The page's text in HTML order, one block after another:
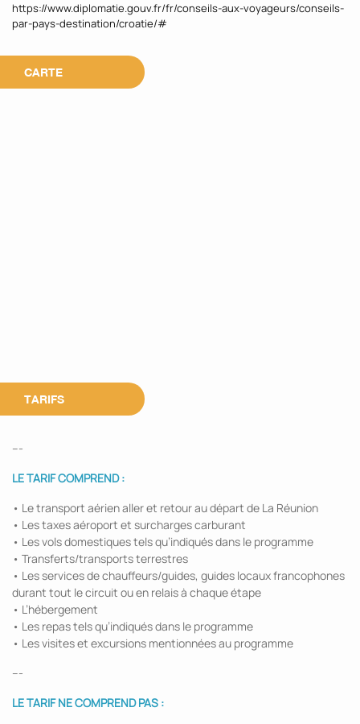
https://www.diplomatie.gouv.fr/fr/conseils-aux-voyageurs/conseils-
par-pays-destination/croatie/#
CARTE
TARIFS
---
LE TARIF COMPREND :
• Le transport aérien aller et retour au départ de La Réunion
• Les taxes aéroport et surcharges carburant
• Les vols domestiques tels qu’indiqués dans le programme
• Transferts/transports terrestres
• Les services de chauffeurs/guides, guides locaux francophones
durant tout le circuit ou en relais à chaque étape
• L’hébergement
• Les repas tels qu’indiqués dans le programme
• Les visites et excursions mentionnées au programme
---
LE TARIF NE COMPREND PAS :